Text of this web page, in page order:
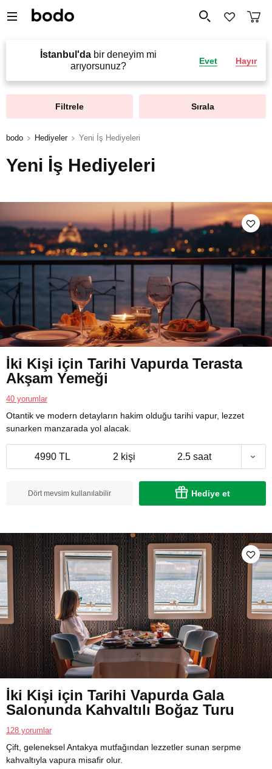
İstanbul'dabir deneyim mi
arıyorsunuz?
Evet Hayır
Filtrele Sırala
bodo Hediyeler Yeni İş Hediyeleri
Yeni İş Hediyeleri
İki Kişi için Tarihi Vapurda Terasta
Akşam Yemeği
40 yorumlar
Otantik ve modern detayların hakim olduğu tarihi vapur, lezzet
sunarken manzarada yol alacak.
4990 TL 2 kişi 2.5 saat
Dört mevsim kullanılabilir Hediye et
İki Kişi için Tarihi Vapurda Gala
Salonunda Kahvaltılı Boğaz Turu
128 yorumlar
Çift, geleneksel Antakya mutfağından lezzetler sunan serpme
kahvaltıyla vapura misafir olur.